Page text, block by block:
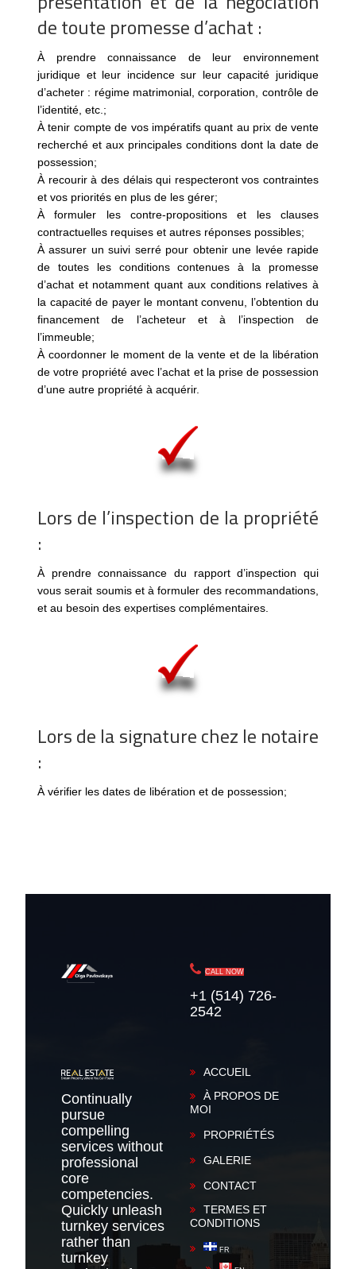
de toute promesse d’achat :
À prendre connaissance de leur environnement
juridique et leur incidence sur leur capacité juridique
d’acheter : régime matrimonial, corporation, contrôle de
l’identité, etc.;
À tenir compte de vos impératifs quant au prix de vente
recherché et aux principales conditions dont la date de
possession;
À recourir à des délais qui respecteront vos contraintes
et vos priorités en plus de les gérer;
À formuler les contre-propositions et les clauses
contractuelles requises et autres réponses possibles;
À assurer un suivi serré pour obtenir une levée rapide
de toutes les conditions contenues à la promesse
d’achat et notamment quant aux conditions relatives à
la capacité de payer le montant convenu, l’obtention du
financement de l’acheteur et à l’inspection de
l’immeuble;
À coordonner le moment de la vente et de la libération
de votre propriété avec l’achat et la prise de possession
d’une autre propriété à acquérir.
Lors de l’inspection de la propriété
:
À prendre connaissance du rapport d’inspection qui
vous serait soumis et à formuler des recommandations,
et au besoin des expertises complémentaires.
Lors de la signature chez le notaire
:
À vérifier les dates de libération et de possession;
CALL NOW
+1 (514) 726-
2542
Continually
pursue
compelling
services without
professional
core
competencies.
Quickly unleash
turnkey services
rather than
turnkey
ACCUEIL
À PROPOS DE
MOI
PROPRIÉTÉS
GALERIE
CONTACT
TERMES ET
CONDITIONS
FR